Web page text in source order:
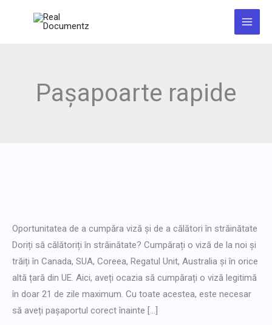
Pașapoarte rapide
Oportunitatea de a cumpăra viză și de a călători în străinătate
Doriți să călătoriți în străinătate? Cumpărați o viză de la noi și
trăiți în Canada, SUA, Coreea, Regatul Unit, Australia și în orice
altă țară din UE. Aici, aveți ocazia să cumpărați o viză legitimă
în doar 21 de zile maximum. Cu toate acestea, este necesar
să aveți pașaportul corect înainte [...]
online
pentru
viză